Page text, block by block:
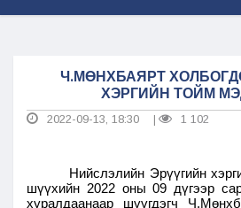
Ч.МӨНХБАЯРТ
ХЭРГИЙН ТОЙМ
2022-09-13, 18:30 | 1 102
Нийслэлийн Эрүүгийн
шүүхийн 2022 оны 09 дүгээр
хуралдаанаар шүүгдэгч